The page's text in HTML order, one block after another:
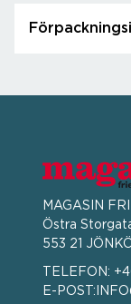
MAGASIN
Östra
553 21
TELEFON:
E-POST: